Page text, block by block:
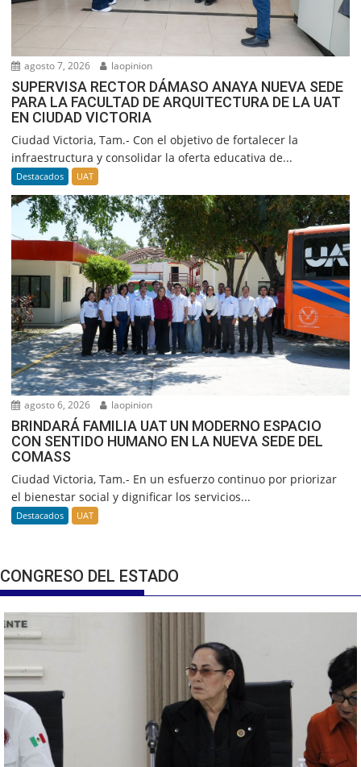
agosto 7, 2026 laopinion
SUPERVISA RECTOR DÁMASO ANAYA NUEVA SEDE
PARA LA FACULTAD DE ARQUITECTURA DE LA UAT
EN CIUDAD VICTORIA
Ciudad Victoria, Tam.- Con el objetivo de fortalecer la
infraestructura y consolidar la oferta educativa de...
Destacados UAT
agosto 6, 2026 laopinion
BRINDARÁ FAMILIA UAT UN MODERNO ESPACIO
CON SENTIDO HUMANO EN LA NUEVA SEDE DEL
COMASS
Ciudad Victoria, Tam.- En un esfuerzo continuo por priorizar
el bienestar social y dignificar los servicios...
Destacados UAT
CONGRESO DEL ESTADO